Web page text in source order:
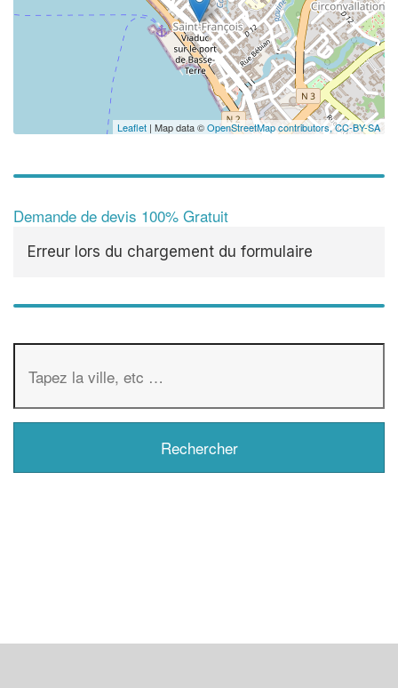
Leaflet | Map data ©OpenStreetMap contributors,CC-BY-SA
Demande de devis 100% Gratuit
Erreur lors du chargement du formulaire